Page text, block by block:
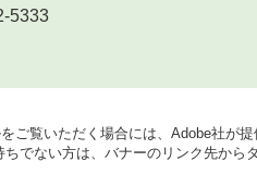
5333
ご覧いただく場合には、Adobe社が提
でない方は、バナーのリンク先から